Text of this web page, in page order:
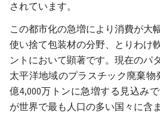
されています。
この都市化の急増により消費が大
使い捨て包装材の分野、とりわけ
ントにおいて顕著です。現在のパ
太平洋地域のプラスチック廃棄物
億4,000万トンに急増する見込み
が世界で最も人口の多い国々に含